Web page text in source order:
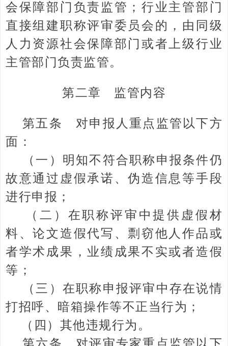
会保障部门负责监管；行业主管部门
直接组建职称评审委员会的，由同级
人力资源社会保障部门或者上级行业
主管部门负责监管。
第二章 监管内容
第五条 对申报人重点监管以下方
面：
（一）明知不符合职称申报条件仍
故意通过虚假承诺、伪造信息等手段
进行申报；
（二）在职称评审中提供虚假材
料、论文造假代写、剽窃他人作品或
者学术成果，业绩成果不实或者造假
等；
（三）在职称申报评审中存在说情
打招呼、暗箱操作等不正当行为；
（四）其他违规行为。